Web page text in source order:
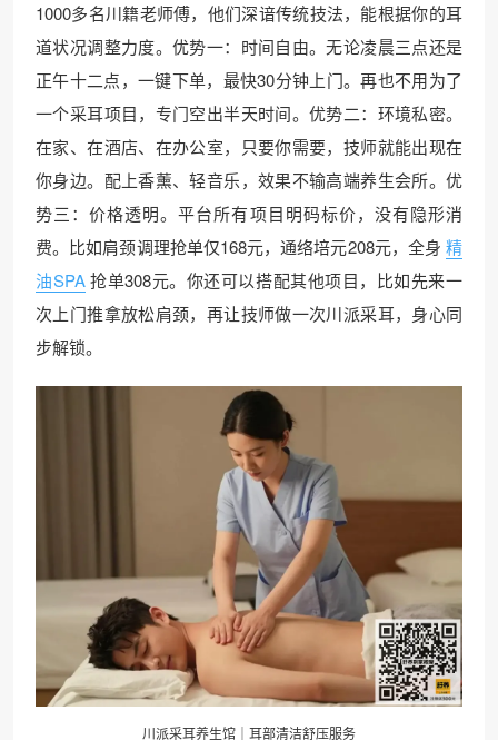
1000多名川籍老师傅，他们深谙传统技法，能根据你的耳
道状况调整力度。优势一：时间自由。无论凌晨三点还是
正午十二点，一键下单，最快30分钟上门。再也不用为了
一个采耳项目，专门空出半天时间。优势二：环境私密。
在家、在酒店、在办公室，只要你需要，技师就能出现在
你身边。配上香薰、轻音乐，效果不输高端养生会所。优
势三：价格透明。平台所有项目明码标价，没有隐形消
费。比如肩颈调理抢单仅168元，通络培元208元，全身 精
油SPA 抢单308元。你还可以搭配其他项目，比如先来一
次上门推拿放松肩颈，再让技师做一次川派采耳，身心同
步解锁。
川派采耳养生馆｜耳部清洁舒压服务